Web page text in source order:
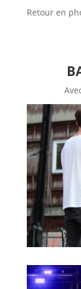
Retour en